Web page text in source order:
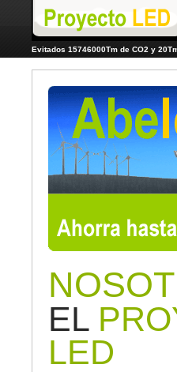
Evitados 15746000Tm de CO2 y
EL
LED